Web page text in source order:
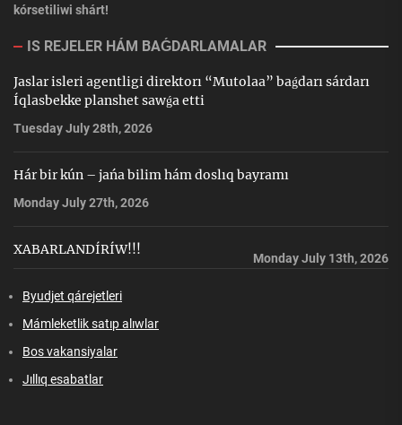
kórsetiliwi shárt!
IS REJELER HÁM BAǴDARLAMALAR
Jaslar isleri agentligi direktorı “Mutolaa” baǵdarı sárdarı
Íqlasbekke planshet sawǵa etti
Tuesday July 28th, 2026
Hár bir kún – jańa bilim hám doslıq bayramı
Monday July 27th, 2026
XABARLANDÍRÍW!!!
Monday July 13th, 2026
Byudjet qárejetleri
Mámleketlik satıp alıwlar
Bos vakansiyalar
Jıllıq esabatlar